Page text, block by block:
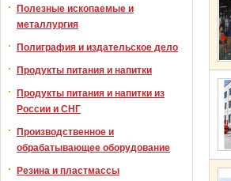
Полезные ископаемые и
металлургия
Полиграфия и издательское дело
Продукты питания и напитки
Продукты питания и напитки из
России и СНГ
Производственное и
обрабатывающее оборудование
Резина и пластмассы